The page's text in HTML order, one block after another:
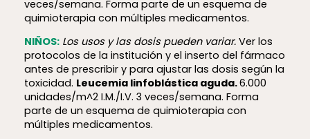
veces/semana. Forma parte de un esquema de
quimioterapia con múltiples medicamentos.
NIÑOS: Los usos y las dosis pueden variar. Ver los
protocolos de la institución y el inserto del fármaco
antes de prescribir y para ajustar las dosis según la
toxicidad. Leucemia linfoblástica aguda.6.000
unidades/m^2 I.M./I.V. 3 veces/semana. Forma
parte de un esquema de quimioterapia con
múltiples medicamentos.